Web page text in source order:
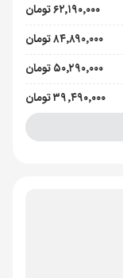
۶۲٬۱۹۰٬۰۰۰ تومان
۸۴٬۸۹۰٬۰۰۰ تومان
۵۰٬۲۹۰٬۰۰۰ تومان
۳۹٬۴۹۰٬۰۰۰ تومان